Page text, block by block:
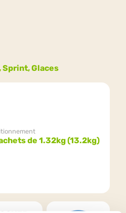
Sprint,Glaces
de 1.32kg (13.2kg)